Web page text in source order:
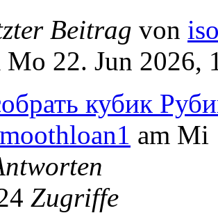
Beitrag von
Mo 22. Jun 2026,
кубик
am Mi
Zugriffe